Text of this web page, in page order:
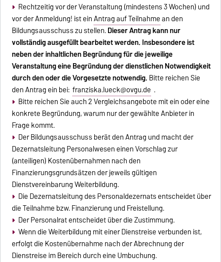
Rechtzeitig vor der Veranstaltung (mindestens 3 Wochen) und
vor der Anmeldung! ist einAntrag auf Teilnahmean den
Bildungsausschuss zu stellen.Dieser Antrag kann nur
vollständig ausgefüllt bearbeitet werden. Insbesondere ist
neben der inhaltlichen Begründung für die jeweilige
Veranstaltung eine Begründung der dienstlichen Notwendigkeit
durch den oder die Vorgesetzte notwendig. Bitte reichen Sie
den Antrag ein bei:franziska.lueck@ovgu.de .
Bitte reichen Sie auch 2 Vergleichsangebote mit ein oder eine
konkrete Begründung, warum nur der gewählte Anbieter in
Frage kommt.
Der Bildungsausschuss berät den Antrag und macht der
Dezernatsleitung Personalwesen einen Vorschlag zur
(anteiligen) Kostenübernahmen nach den
Finanzierungsgrundsätzen der jeweils gültigen
Dienstvereinbarung Weiterbildung.
Die Dezernatsleitung des Personaldezernats entscheidet über
die Teilnahme bzw. Finanzierung und Freistellung.
Der Personalrat entscheidet über die Zustimmung.
Wenn die Weiterbildung mit einer Dienstreise verbunden ist,
erfolgt die Kostenübernahme nach der Abrechnung der
Dienstreise im Bereich durch eine Umbuchung.